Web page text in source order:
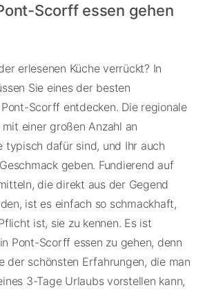
Scorff essen gehen
erlesenen Küche verrückt? In
Sie eines der besten
Scorff entdecken. Die regionale
einer großen Anzahl an
typisch dafür sind, und Ihr auch
geben. Fundierend auf
die direkt aus der Gegend
ist es einfach so schmackhaft,
ist, sie zu kennen. Es ist
Pont-Scorff essen zu gehen, denn
der schönsten Erfahrungen, die man
3-Tage Urlaubs vorstellen kann,